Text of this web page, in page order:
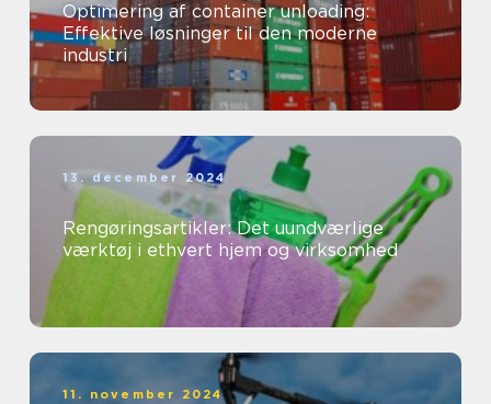
Optimering af container unloading:
Effektive løsninger til den moderne
industri
13. december 2024
Rengøringsartikler: Det uundværlige
værktøj i ethvert hjem og virksomhed
11. november 2024